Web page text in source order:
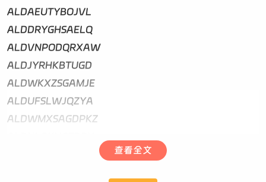
ALDAEUTYBOJVL
ALDDRYGHSAELQ
ALDVNPODQRXAW
ALDJYRHKBTUGD
ALDWKXZSGAMJE
ALDUFSLWJQZYA
ALDWMXSAGDPKZ
查看全文